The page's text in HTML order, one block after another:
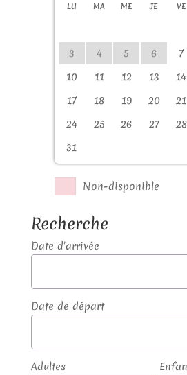
LU MA ME JE VE
3
4 5 6 7
10
11 12 13 14
17
18 19 20 21
24
25 26 27 28
31
Non-disponible
Recherche
Date d'arrivée
Date de départ
Adultes